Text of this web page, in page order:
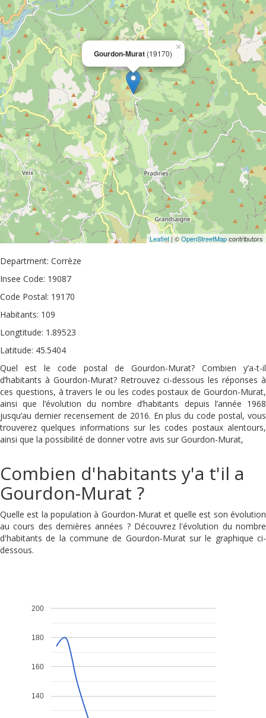
Gourdon-Murat (19170)
×
Leaflet | ©OpenStreetMapcontributors
Department: Corrèze
Insee Code: 19087
Code Postal: 19170
Habitants: 109
Longtitude: 1.89523
Latitude: 45.5404
Quel est le code postal de Gourdon-Murat? Combien y’a-t-il
d’habitants à Gourdon-Murat? Retrouvez ci-dessous les réponses à
ces questions, à travers le ou les codes postaux de Gourdon-Murat,
ainsi que l’évolution du nombre d’habitants depuis l’année 1968
jusqu’au dernier recensement de 2016. En plus du code postal, vous
trouverez quelques informations sur les codes postaux alentours,
ainsi que la possibilité de donner votre avis sur Gourdon-Murat,
Combien d'habitants y'a t'il a
Gourdon-Murat ?
Quelle est la population à Gourdon-Murat et quelle est son évolution
au cours des dernières années ? Découvrez l'évolution du nombre
d'habitants de la commune de Gourdon-Murat sur le graphique ci-
dessous.
140
160
180
200